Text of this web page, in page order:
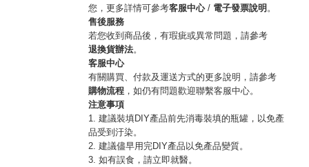
您，更多詳情可參考客服中心/ 電子發票說明 。
售後服務
若您收到商品後，有瑕疵或異常問題，請參考
退換貨辦法。
客服中心
有關購買、付款及運送方式的更多說明，請參考
購物流程 ，如仍有問題歡迎聯繫客服中心。
注意事項
1. 建議裝填DIY產品前先消毒裝填的瓶罐，以免產
品受到汙染。
2. 建議儘早用完DIY產品以免產品變質。
3. 如有誤食，請立即就醫。